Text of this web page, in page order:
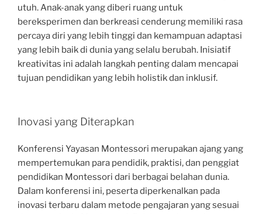
utuh. Anak-anak yang diberi ruang untuk
bereksperimen dan berkreasi cenderung memiliki rasa
percaya diri yang lebih tinggi dan kemampuan adaptasi
yang lebih baik di dunia yang selalu berubah. Inisiatif
kreativitas ini adalah langkah penting dalam mencapai
tujuan pendidikan yang lebih holistik dan inklusif.
Inovasi yang Diterapkan
Konferensi Yayasan Montessori merupakan ajang yang
mempertemukan para pendidik, praktisi, dan penggiat
pendidikan Montessori dari berbagai belahan dunia.
Dalam konferensi ini, peserta diperkenalkan pada
inovasi terbaru dalam metode pengajaran yang sesuai